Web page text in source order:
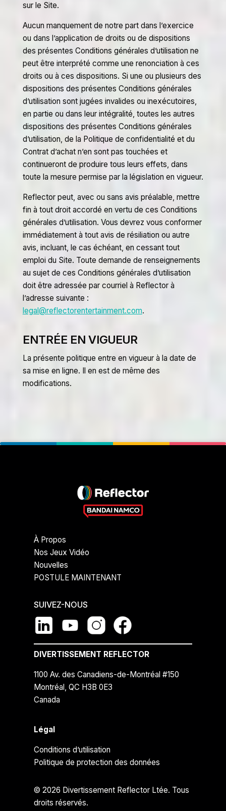
sur le Site.
Aucun manquement de notre part dans l’exercice
ou dans l’application de droits ou de dispositions
des présentes Conditions générales d’utilisation ne
peut être interprété comme une renonciation à ces
droits ou à ces dispositions. Si une ou plusieurs des
dispositions des présentes Conditions générales
d’utilisation sont jugées invalides ou inexécutoires,
en partie ou dans leur intégralité, toutes les autres
dispositions des présentes Conditions générales
d’utilisation, de la Politique de confidentialité et du
Contrat d’achat n’en sont pas touchées et
continueront de produire tous leurs effets, dans
toute la mesure permise par la législation en vigueur.
Reflector peut, avec ou sans avis préalable, mettre
fin à tout droit accordé en vertu de ces Conditions
générales d’utilisation. Vous devrez vous conformer
immédiatement à tout avis de résiliation ou autre
avis, incluant, le cas échéant, en cessant tout
emploi du Site. Toute demande de renseignements
au sujet de ces Conditions générales d’utilisation
doit être adressée par courriel à Reflector à
l’adresse suivante :
legal@reflectorentertainment.com.
ENTRÉE EN VIGUEUR
La présente politique entre en vigueur à la date de
sa mise en ligne. Il en est de même des
modifications.
À Propos
Nos Jeux Vidéo
Nouvelles
POSTULE MAINTENANT
SUIVEZ-NOUS
DIVERTISSEMENT REFLECTOR
1100 Av. des Canadiens-de-Montréal #150
Montréal, QC H3B 0E3
Canada
Légal
Conditions d’utilisation
Politique de protection des données
© 2026 Divertissement Reflector Ltée. Tous
droits réservés.